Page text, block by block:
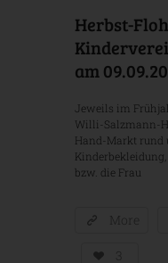
Herbst-
am
Jeweils im
Willi-Salzmann-
Hand-Markt rund
bzw. die Frau
More